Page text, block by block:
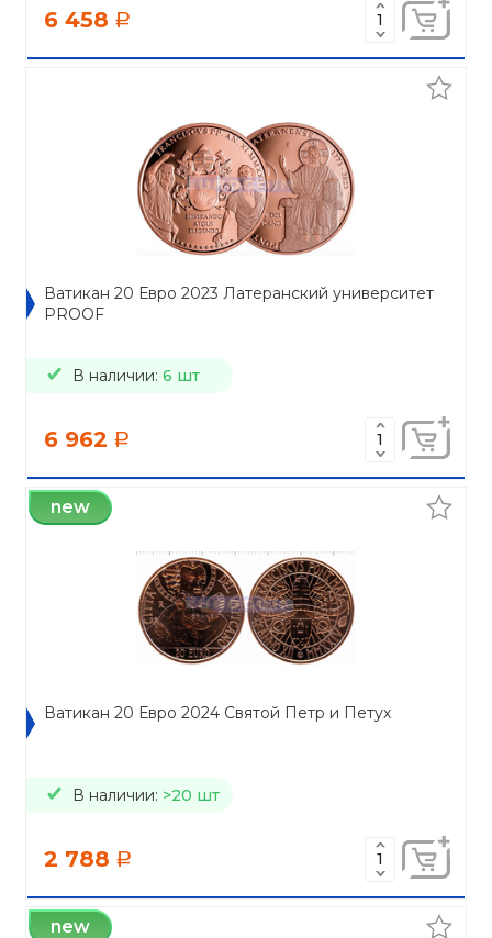
6 458 a
Ватикан 20 Евро 2023 Латеранский университет
PROOF
В наличии: 6 шт
6 962 a
new
Ватикан 20 Евро 2024 Святой Петр и Петух
В наличии: >20 шт
2 788 a
new